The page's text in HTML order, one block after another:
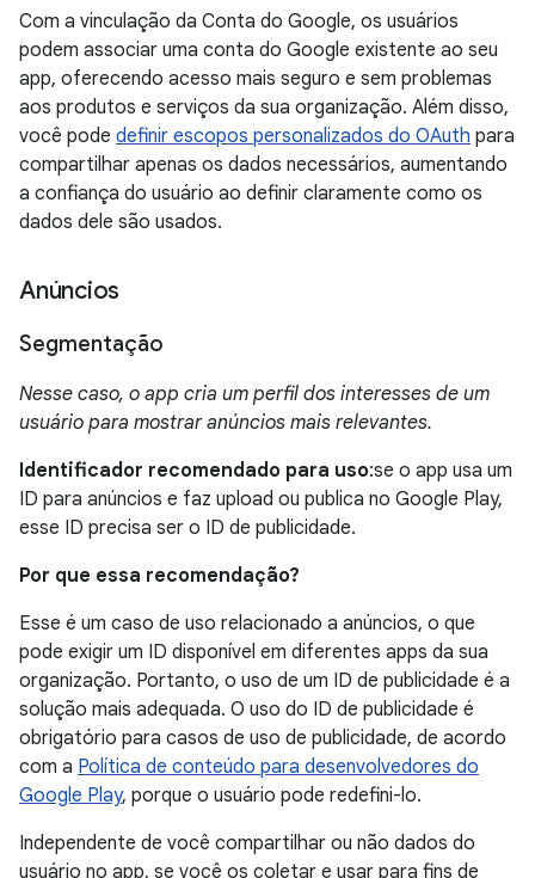
Com a vinculação da Conta do Google, os usuários
podem associar uma conta do Google existente ao seu
app, oferecendo acesso mais seguro e sem problemas
aos produtos e serviços da sua organização. Além disso,
você pode definir escopos personalizados do OAuth para
compartilhar apenas os dados necessários, aumentando
a confiança do usuário ao definir claramente como os
dados dele são usados.
Anúncios
Segmentação
Nesse caso, o app cria um perfil dos interesses de um
usuário para mostrar anúncios mais relevantes.
Identificador recomendado para uso:se o app usa um
ID para anúncios e faz upload ou publica no Google Play,
esse ID precisa ser o ID de publicidade.
Por que essa recomendação?
Esse é um caso de uso relacionado a anúncios, o que
pode exigir um ID disponível em diferentes apps da sua
organização. Portanto, o uso de um ID de publicidade é a
solução mais adequada. O uso do ID de publicidade é
obrigatório para casos de uso de publicidade, de acordo
com a Política de conteúdo para desenvolvedores do
Google Play, porque o usuário pode redefini-lo.
Independente de você compartilhar ou não dados do
usuário no app, se você os coletar e usar para fins de